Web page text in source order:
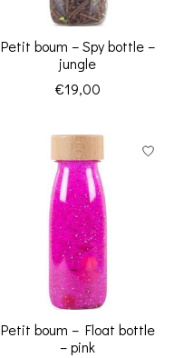
Petit boum – Spy bottle –
jungle
€19,00
Petit boum – Float bottle
– pink